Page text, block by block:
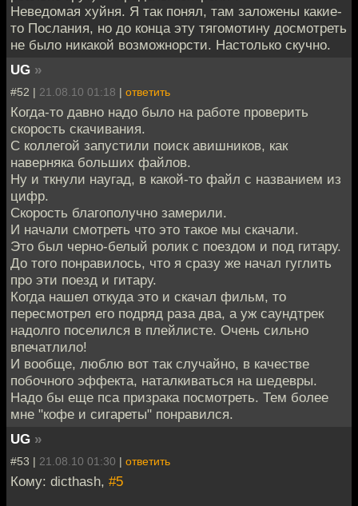
Неведомая хуйня. Я так понял, там заложены какие-
то Послания, но до конца эту тягомотину досмотреть
не было никакой возможнорсти. Настолько скучно.
UG »
#52 | 21.08.10 01:18 | ответить
Когда-то давно надо было на работе проверить
скорость скачивания.
С коллегой запустили поиск авишников, как
наверняка больших файлов.
Ну и ткнули наугад, в какой-то файл с названием из
цифр.
Скорость благополучно замерили.
И начали смотреть что это такое мы скачали.
Это был черно-белый ролик с поездом и под гитару.
До того понравилось, что я сразу же начал гуглить
про эти поезд и гитару.
Когда нашел откуда это и скачал фильм, то
пересмотрел его подряд раза два, а уж саундтрек
надолго поселился в плейлисте. Очень сильно
впечатлило!
И вообще, люблю вот так случайно, в качестве
побочного эффекта, наталкиваться на шедевры.
Надо бы еще пса призрака посмотреть. Тем более
мне "кофе и сигареты" понравился.
UG »
#53 | 21.08.10 01:30 | ответить
Кому: dicthash, #5